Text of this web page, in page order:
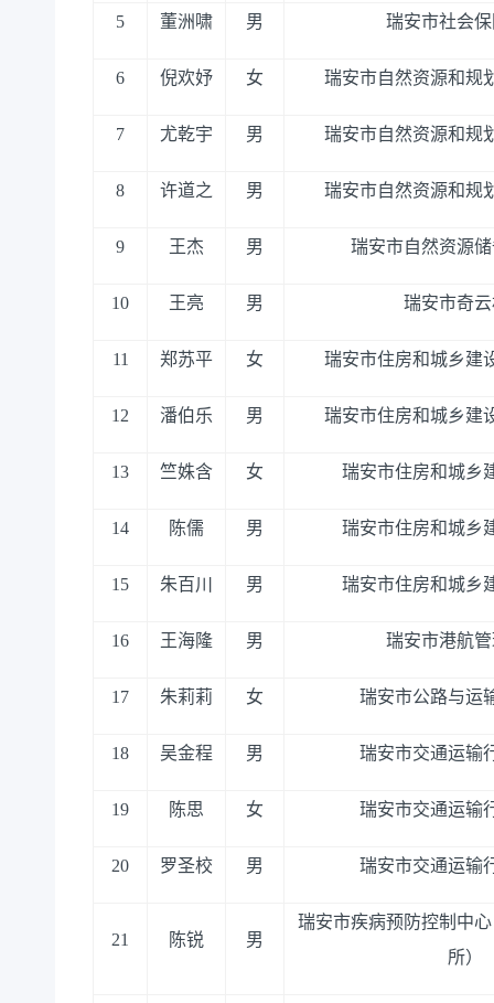
5 董洲啸 男 瑞安市社会
6 倪欢妤 女 瑞安市自然资源和规
7 尤乾宇 男 瑞安市自然资源和规
8 许道之 男 瑞安市自然资源和规
9 王杰 男 瑞安市自然资源
10 王亮 男 瑞安市奇
11 郑苏平 女 瑞安市住房和城乡建
12 潘伯乐 男 瑞安市住房和城乡建
13 竺姝含 女 瑞安市住房和城乡
14 陈儒 男 瑞安市住房和城乡
15 朱百川 男 瑞安市住房和城乡
16 王海隆 男 瑞安市港航
17 朱莉莉 女 瑞安市公路与运
18 吴金程 男 瑞安市交通运输
19 陈思 女 瑞安市交通运输
20 罗圣校 男 瑞安市交通运输
21 陈锐 男
瑞安市疾病预防控制中
所）